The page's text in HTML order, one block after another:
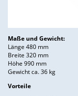
Maße und Gewicht:
Länge 480 mm
Breite 320 mm
Höhe 990 mm
Gewicht ca. 36 kg
Vorteile